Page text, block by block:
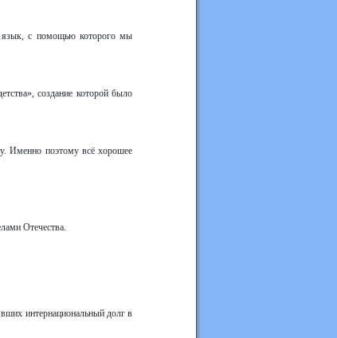
язык, с помощью которого мы
создание которой было
Именно поэтому всё хорошее
Отечества.
интернациональный долг в